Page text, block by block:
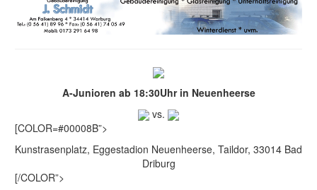
A-Junioren ab 18:30Uhr in Neuenheerse
vs.
[COLOR=#00008B”>
Kunstrasenplatz, Eggestadion Neuenheerse, Taildor, 33014 Bad
Driburg
[/COLOR”>